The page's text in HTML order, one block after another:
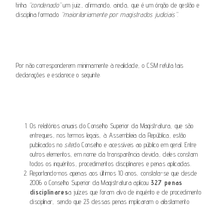
tinha “condenado”um juiz, afirmando, ainda, que é um órgão de gestão e
disciplina formado “maioritariamente por magistrados judiciais”.
Por não corresponderem minimamente à realidade, o CSM refuta tais
declarações e esclarece o seguinte:
Os relatórios anuais do Conselho Superior da Magistratura, que são
entregues, nos termos legais, à Assembleia da República, estão
publicados no sitedo Conselho e acessíveis ao público em geral. Entre
outros elementos, em nome da transparência devida, deles constam
todos os inquéritos, procedimentos disciplinares e penas aplicadas.
Reportando-nos apenas aos últimos 10 anos, constata-se que desde
2006 o Conselho Superior da Magistratura aplicou 327 penas
disciplinaresa juízes que foram alvo de inquérito e de procedimento
disciplinar, sendo que 23 dessas penas implicaram o afastamento